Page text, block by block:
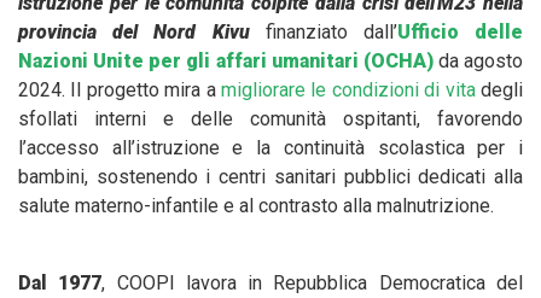
provincia del Nord Kivufinanziato dall’Ufficio delle
Nazioni Unite per gli affari umanitari (OCHA)da agosto
2024. Il progetto mira a migliorare le condizioni di vitadegli
sfollati interni e delle comunità ospitanti, favorendo
l’accesso all’istruzione e la continuità scolastica per i
bambini, sostenendo i centri sanitari pubblici dedicati alla
salute materno-infantile e al contrasto alla malnutrizione.
Dal 1977, COOPI lavora in Repubblica Democratica del